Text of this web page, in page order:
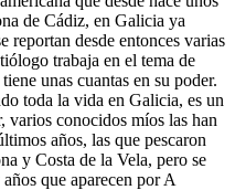
de Cádiz, en Galicia ya
reportan desde entonces varias
trabaja en el tema de
unas cuantas en su poder.
toda la vida en Galicia, es un
varios conocidos míos las han
años, las que pescaron
y Costa de la Vela, pero se
que aparecen por A